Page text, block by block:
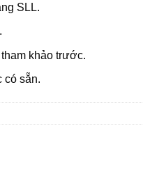
SLL.
khảo trước.
có sẵn.